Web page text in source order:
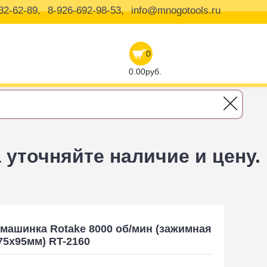
62-89, 8-926-692-98-53, info@mnogotools.ru
0
0.00руб.
наличие и цену.
Rotake 8000 об/мин (зажимная
RT-2160